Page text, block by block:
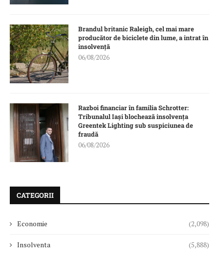
Brandul britanic Raleigh, cel mai mare
producător de biciclete din lume, a intrat în
insolvență
06/08/2026
Razboi financiar în familia Schrotter:
Tribunalul Iași blochează insolvența
Greentek Lighting sub suspiciunea de
fraudă
06/08/2026
CATEGORII
Economie (2,098)
Insolventa (5,888)